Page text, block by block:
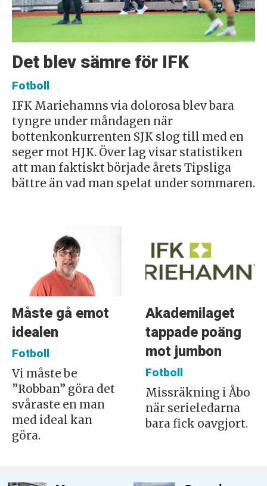
Det blev sämre för IFK
Fotboll
IFK Mariehamns via dolorosa blev bara
tyngre under måndagen när
bottenkonkurrenten SJK slog till med en
seger mot HJK. Över lag visar statistiken
att man faktiskt började årets Tipsliga
bättre än vad man spelat under sommaren.
Måste gå emot
idealen
Fotboll
Vi måste be
”Robban” göra det
svåraste en man
med ideal kan
göra.
Akademilaget
tappade poäng
mot jumbon
Fotboll
Missräkning i Åbo
när serieledarna
bara fick oavgjort.